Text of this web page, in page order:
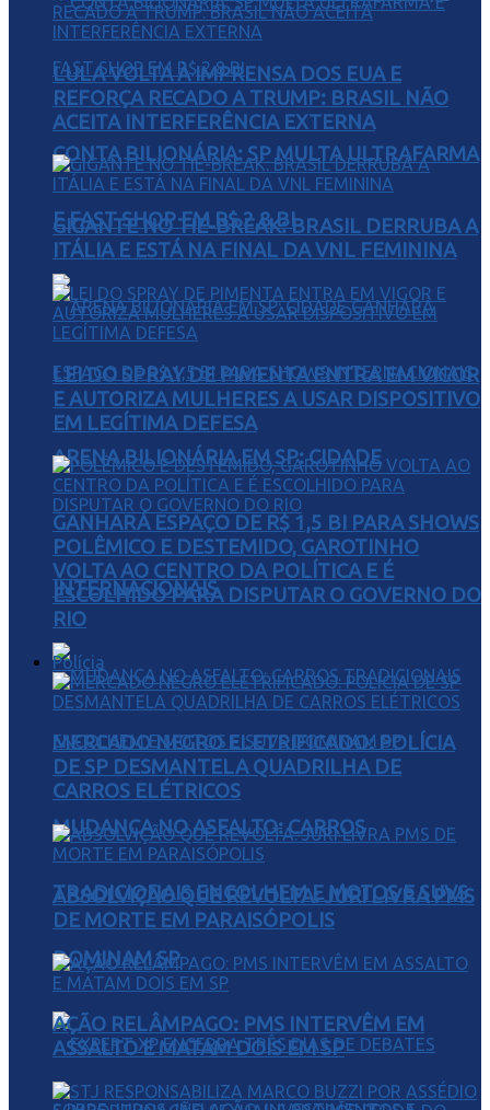
CONTA BILIONÁRIA: SP MULTA ULTRAFARMA
E FAST SHOP EM R$ 2,8 BI
ARENA BILIONÁRIA EM SP: CIDADE
GANHARÁ ESPAÇO DE R$ 1,5 BI PARA SHOWS
INTERNACIONAIS
MUDANÇA NO ASFALTO: CARROS
TRADICIONAIS ENCOLHEM E MOTOS E SUVS
DOMINAM SP
LULA VOLTA À IMPRENSA DOS EUA E
REFORÇA RECADO A TRUMP: BRASIL NÃO
ACEITA INTERFERÊNCIA EXTERNA
GIGANTE NO TIE-BREAK: BRASIL DERRUBA A
ITÁLIA E ESTÁ NA FINAL DA VNL FEMININA
LEI DO SPRAY DE PIMENTA ENTRA EM VIGOR
E AUTORIZA MULHERES A USAR DISPOSITIVO
EM LEGÍTIMA DEFESA
POLÊMICO E DESTEMIDO, GAROTINHO
VOLTA AO CENTRO DA POLÍTICA E É
ESCOLHIDO PARA DISPUTAR O GOVERNO DO
RIO
Polícia
MERCADO NEGRO ELETRIFICADO: POLÍCIA
DE SP DESMANTELA QUADRILHA DE
CARROS ELÉTRICOS
ABSOLVIÇÃO QUE REVOLTA: JÚRI LIVRA PMS
DE MORTE EM PARAISÓPOLIS
AÇÃO RELÂMPAGO: PMS INTERVÊM EM
ASSALTO E MATAM DOIS EM SP